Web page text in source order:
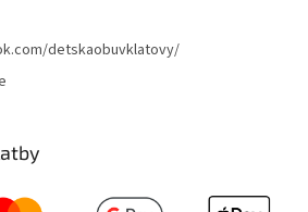
detskaobuvklatovy/